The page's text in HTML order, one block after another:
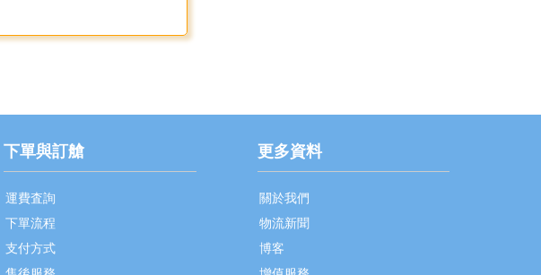
下單與訂艙
運費査詢
下單流程
支付方式
更多資料
關於我們
物流新聞
博客